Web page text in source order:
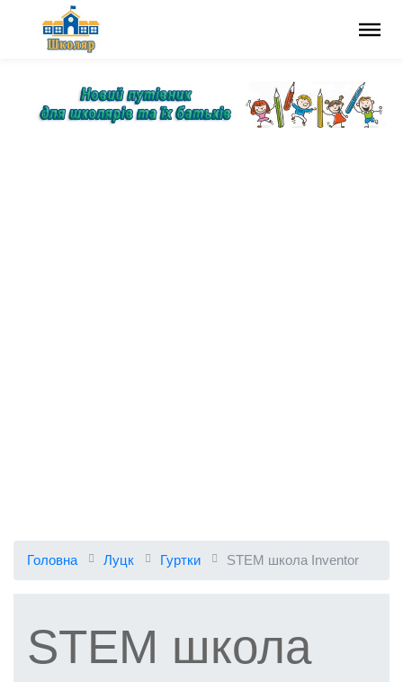
Головна Луцк Гуртки STEM школа Inventor
STEM школа